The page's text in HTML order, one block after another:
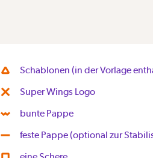
Schablonen (in der Vorlage
Super Wings Logo
bunte Pappe
feste Pappe (optional zur